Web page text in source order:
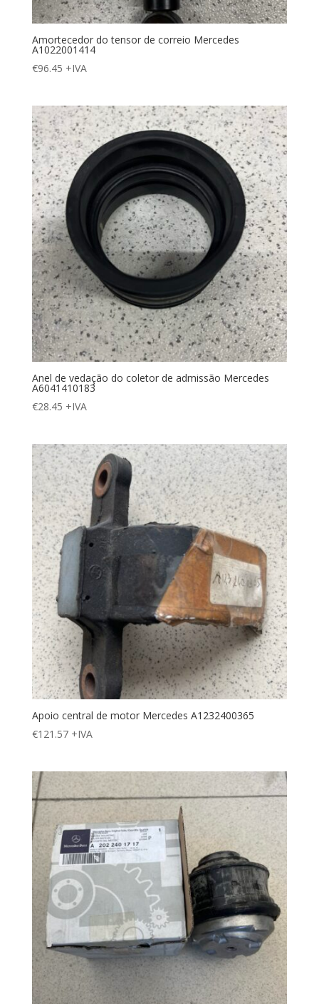
Amortecedor do tensor de correio Mercedes
A1022001414
€96.45 +IVA
Anel de vedação do coletor de admissão Mercedes
A6041410183
€28.45 +IVA
Apoio central de motor Mercedes A1232400365
€121.57 +IVA